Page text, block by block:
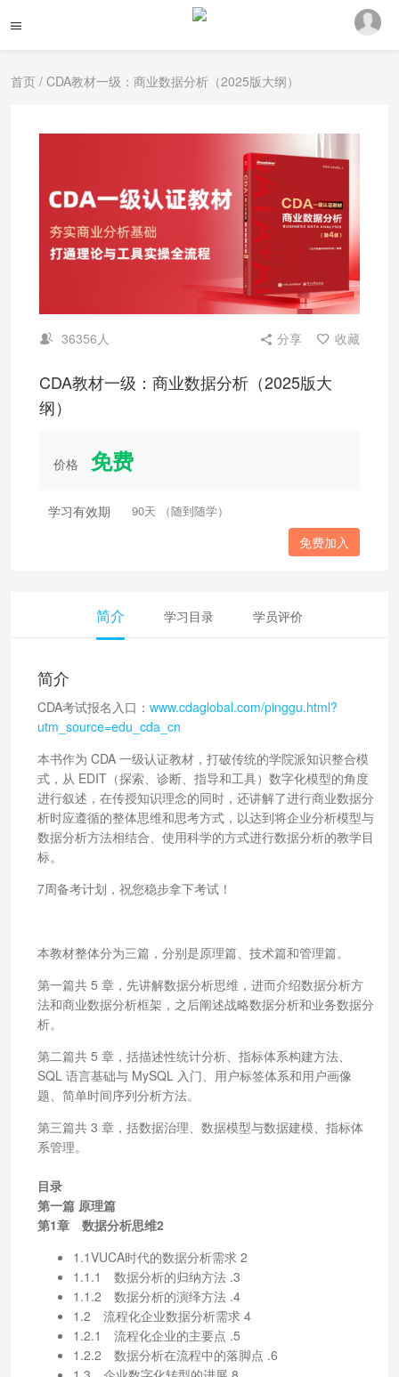
首页 / CDA教材一级：商业数据分析（2025版大纲）
36356人 分享 收藏
CDA教材一级：商业数据分析（2025版大
纲）
价格 免费
学习有效期 90天 （随到随学）
免费加入
简介 学习目录 学员评价
简介
CDA考试报名入口： www.cdaglobal.com/pinggu.html?
utm_source=edu_cda_cn
本书作为 CDA 一级认证教材，打破传统的学院派知识整合模
式，从 EDIT（探索、诊断、指导和工具）数字化模型的角度
进行叙述，在传授知识理念的同时，还讲解了进行商业数据分
析时应遵循的整体思维和思考方式，以达到将企业分析模型与
数据分析方法相结合、使用科学的方式进行数据分析的教学目
标。
7周备考计划，祝您稳步拿下考试！
本教材整体分为三篇，分别是原理篇、技术篇和管理篇。
第一篇共 5 章，先讲解数据分析思维，进而介绍数据分析方
法和商业数据分析框架，之后阐述战略数据分析和业务数据分
析。
第二篇共 5 章，括描述性统计分析、指标体系构建方法、
SQL 语言基础与 MySQL 入门、用户标签体系和用户画像
题、简单时间序列分析方法。
第三篇共 3 章，括数据治理、数据模型与数据建模、指标体
系管理。
目录
第一篇 原理篇
第1章 数据分析思维2
1.1VUCA时代的数据分析需求 2
1.1.1 数据分析的归纳方法 .3
1.1.2 数据分析的演绎方法 .4
1.2 流程化企业数据分析需求 4
1.2.1 流程化企业的主要点 .5
1.2.2 数据分析在流程中的落脚点 .6